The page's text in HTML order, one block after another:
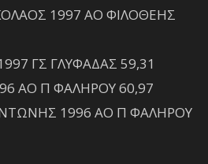
1997 ΑΟ ΦΙΛΟΘΕΗΣ
ΓΣ ΓΛΥΦΑΔΑΣ 59,31
ΑΟ Π ΦΑΛΗΡΟΥ 60,97
1996 ΑΟ Π ΦΑΛΗΡΟΥ